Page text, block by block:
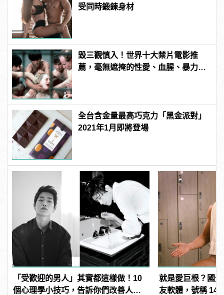
受同時鍛鍊身材
毀三觀慎入！世界十大禁片電影推
薦，毫無遮掩的性愛、血腥、暴力、
全台含金量最高巧克力「黑金派對」
2021年1月即將登場
「受歡迎的男人」其實都這樣做！10
個心理學小技巧，告訴你們改善人際
就是愛巨根？國
友軟體，號稱